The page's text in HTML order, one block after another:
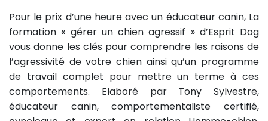
Pour le prix d’une heure avec un éducateur canin, La
formation « gérer un chien agressif » d’Esprit Dog
vous donne les clés pour comprendre les raisons de
l’agressivité de votre chien ainsi qu’un programme
de travail complet pour mettre un terme à ces
comportements. Elaboré par Tony Sylvestre,
éducateur canin, comportementaliste certifié,